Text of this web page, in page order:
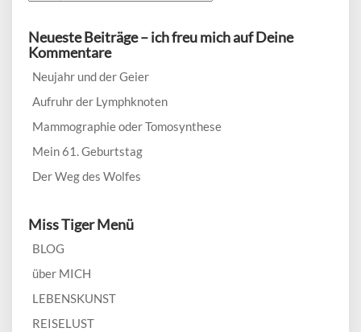
Neueste Beiträge – ich freu mich auf Deine
Kommentare
Neujahr und der Geier
Aufruhr der Lymphknoten
Mammographie oder Tomosynthese
Mein 61. Geburtstag
Der Weg des Wolfes
Miss Tiger Menü
BLOG
über MICH
LEBENSKUNST
REISELUST